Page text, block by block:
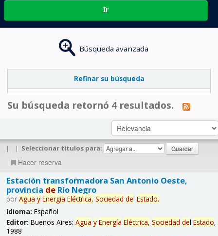
Ir
Búsqueda avanzada
Refinar su búsqueda
Su búsqueda retornó 4 resultados.
| | Seleccionar títulos para:
Hacer reserva
Estación transformadora San Antonio Oeste,
provincia deRío Negro
por Agua y Energía Eléctrica, Sociedad del Estado.
Idioma: Español
Editor: Buenos Aires: Agua y Energía Eléctrica, Sociedad del Estado,
1988